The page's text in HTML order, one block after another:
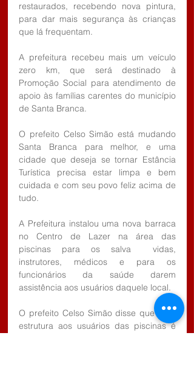
restaurados, recebendo nova pintura,
para dar mais segurança às crianças
que lá frequentam.
A prefeitura recebeu mais um veículo
zero km, que será destinado à
Promoção Social para atendimento de
apoio às famílias carentes do município
de Santa Branca.
O prefeito Celso Simão está mudando
Santa Branca para melhor, e uma
cidade que deseja se tornar Estância
Turística precisa estar limpa e bem
cuidada e com seu povo feliz acima de
tudo.
A Prefeitura instalou uma nova barraca
no Centro de Lazer na área das
piscinas para os salva  vidas,
instrutores, médicos e para os
funcionários da saúde darem
assistência aos usuários daquele local.
O prefeito Celso Simão disse que toda
estrutura aos usuários das piscinas é